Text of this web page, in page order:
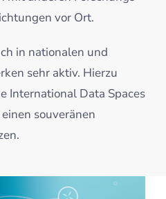
vor Ort.
in nationalen und
sehr aktiv. Hierzu
International Data Spaces
souveränen